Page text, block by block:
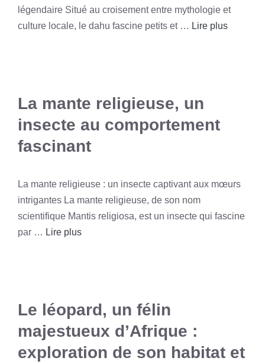
légendaire Situé au croisement entre mythologie et
culture locale, le dahu fascine petits et … Lire plus
La mante religieuse, un
insecte au comportement
fascinant
La mante religieuse : un insecte captivant aux mœurs
intrigantes La mante religieuse, de son nom
scientifique Mantis religiosa, est un insecte qui fascine
par … Lire plus
Le léopard, un félin
majestueux d’Afrique :
exploration de son habitat et